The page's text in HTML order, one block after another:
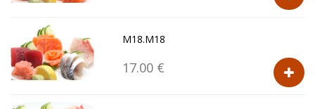
M18.M18
17.00 €